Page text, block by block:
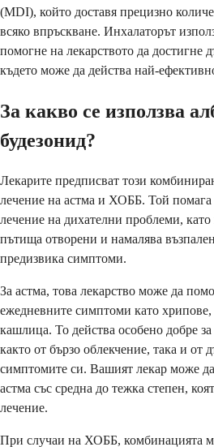
(MDI), който доставя прецизно
всяко впръскване. Инхалаторът
помогне на лекарството да достигне
където може да действа най-
За какво се използва
будезонид?
Лекарите предписват този
лечение на астма и ХОББ. Той помага
лечение на дихателни проблеми,
пътища отворени и намалява
предизвика симптоми.
За астма, това лекарство може да
ежедневните симптоми като хрипове,
кашлица. То действа особено добре
както от бързо облекчение, така и от
симптомите си. Вашият лекар може
астма със средна до тежка степен,
лечение.
При случаи на ХОББ, комбинацията